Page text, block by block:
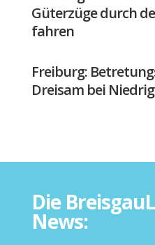
Güterzüge durch
fahren
Freiburg:
Dreisam bei
Die
News: